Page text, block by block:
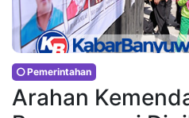
Pemerintahan
Arahan